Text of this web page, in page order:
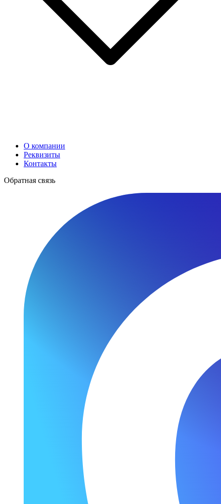
О компании
Реквизиты
Контакты
Обратная связь